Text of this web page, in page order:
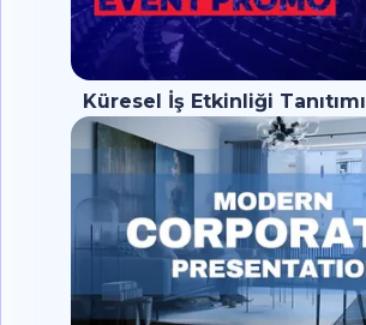
Küresel İş Etkinliği Tanıtımı